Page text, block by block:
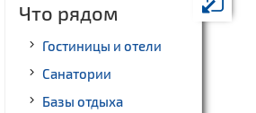
Что рядом
Гостиницы и отели
Санатории
Базы отдыха